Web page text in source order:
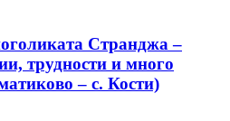
Странджа –
трудности и много
– с. Кости)